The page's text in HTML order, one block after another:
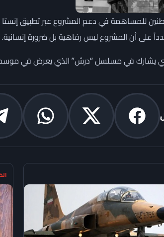
للمساهمة في دعم المشروع عبر تطبيق
على أن المشروع ليس رفاهية بل ضرورة إنسانية.
مسلسل “درش” الذي يعرض في موسم 2026، حيث يلعب دوراً محورياً في أحداث